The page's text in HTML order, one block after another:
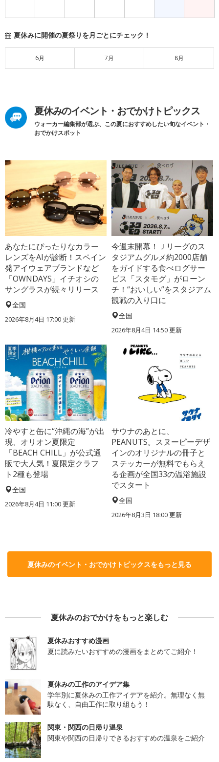
夏休みに開催の夏祭りを月ごとにチェック！
6月 7月 8月
夏休みのイベント・おでかけトピックス
ウォーカー編集部が選ぶ、この夏におすすめしたい旬なイベント・
おでかけスポット
あなたにぴったりなカラー
レンズをAIが診断！スペイン
発アイウェアブランドなど
「OWNDAYS」イチオシの
サングラスが続々リリース
全国
2026年8月4日 17:00更新
今週末開幕！Ｊリーグのス
タジアムグルメ約2000店舗
をガイドする食べログサー
ビス「スタモグ」がローン
チ！“おいしい”をスタジアム
観戦の入り口に
全国
2026年8月4日 14:50更新
冷やすと缶に“沖縄の海”が出
現、オリオン夏限定
「BEACH CHILL」が公式通
販で大人気！夏限定クラフ
ト2種も登場
全国
2026年8月4日 11:00更新
サウナのあとに、
PEANUTS。スヌーピーデザ
インのオリジナルの冊子と
ステッカーが無料でもらえ
る企画が全国33の温浴施設
でスタート
全国
2026年8月3日 18:00更新
夏休みのイベント・おでかけトピックスをもっと見る
夏休みのおでかけをもっと楽しむ
夏休みおすすめ漫画
夏に読みたいおすすめの漫画をまとめてご紹介！
夏休みの工作のアイデア集
学年別に夏休みの工作アイデアを紹介。無理なく無
駄なく、自由工作に取り組もう！
関東・関西の日帰り温泉
関東や関西の日帰りできるおすすめの温泉をご紹介